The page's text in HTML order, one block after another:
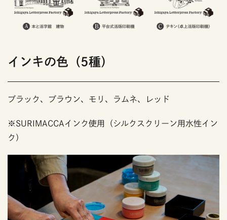
インキの色（5種）
ブラック、ブラウン、モリ、ラムネ、レッド
※SURIMACCAインク使用（シルクスクリーン用水性イン
ク）